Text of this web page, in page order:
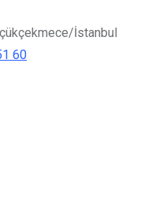
İstanbul
60